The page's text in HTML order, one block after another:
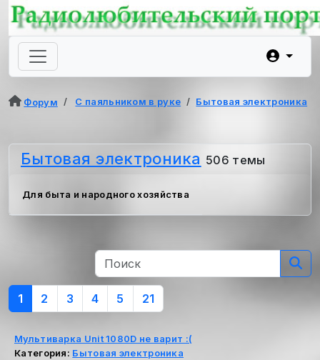
Форум С паяльником в руке Бытовая электроника
Бытовая электроника 506 темы
Для быта и народного хозяйства
1 2 3 4 5 21
Мультиварка Unit 1080D не варит :(
Категория: Бытовая электроника